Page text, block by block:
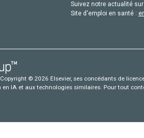
Suivez notre actualité
Site d'emploi en santé :
© 2026 Elsevier, ses concédants de
IA et aux technologies similaires. Pour tout